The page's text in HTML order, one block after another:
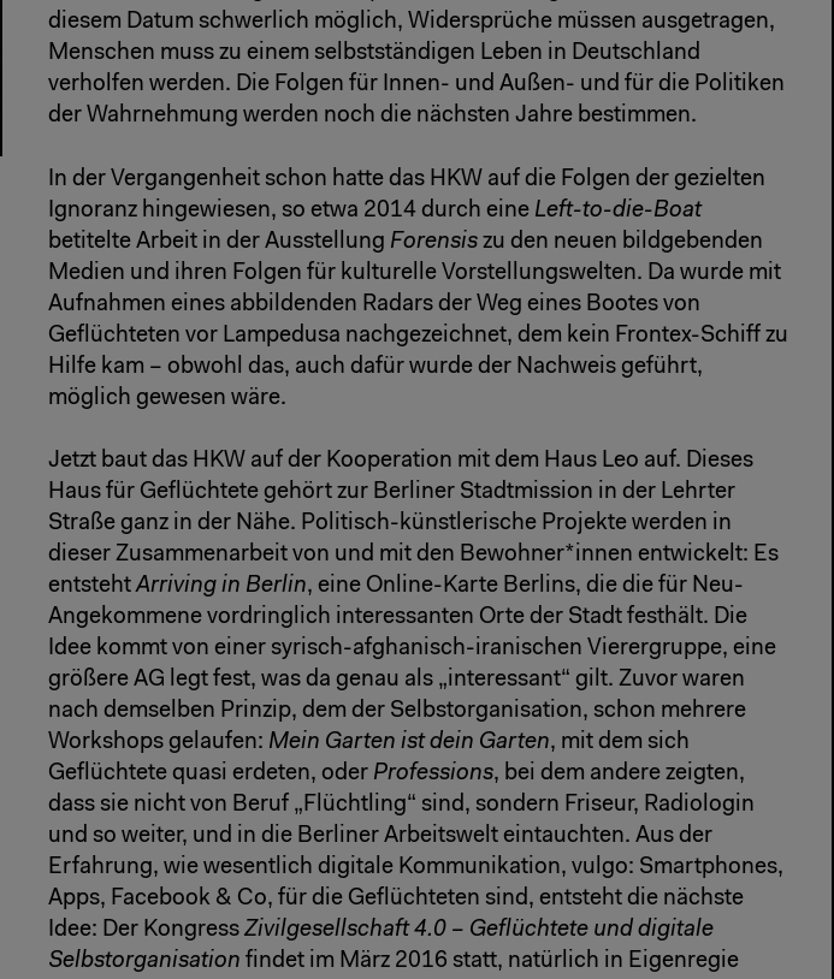
diesem Datum schwerlich möglich, Widersprüche müssen ausgetragen,
Menschen muss zu einem selbstständigen Leben in Deutschland
verholfen werden. Die Folgen für Innen- und Außen- und für die Politiken
der Wahrnehmung werden noch die nächsten Jahre bestimmen.
In der Vergangenheit schon hatte das HKW auf die Folgen der gezielten
Ignoranz hingewiesen, so etwa 2014 durch eine Left-to-die-Boat
betitelte Arbeit in der Ausstellung Forensis zu den neuen bildgebenden
Medien und ihren Folgen für kulturelle Vorstellungswelten. Da wurde mit
Aufnahmen eines abbildenden Radars der Weg eines Bootes von
Geflüchteten vor Lampedusa nachgezeichnet, dem kein Frontex-Schiff zu
Hilfe kam – obwohl das, auch dafür wurde der Nachweis geführt,
möglich gewesen wäre.
Jetzt baut das HKW auf der Kooperation mit dem Haus Leo auf. Dieses
Haus für Geflüchtete gehört zur Berliner Stadtmission in der Lehrter
Straße ganz in der Nähe. Politisch-künstlerische Projekte werden in
dieser Zusammenarbeit von und mit den Bewohner*innen entwickelt: Es
entstehtArriving in Berlin, eine Online-Karte Berlins, die die für Neu-
Angekommene vordringlich interessanten Orte der Stadt festhält. Die
Idee kommt von einer syrisch-afghanisch-iranischen Vierergruppe, eine
größere AG legt fest, was da genau als „interessant“ gilt. Zuvor waren
nach demselben Prinzip, dem der Selbstorganisation, schon mehrere
Workshops gelaufen: Mein Garten ist dein Garten, mit dem sich
Geflüchtete quasi erdeten, oder Professions, bei dem andere zeigten,
dass sie nicht von Beruf „Flüchtling“ sind, sondern Friseur, Radiologin
und so weiter, und in die Berliner Arbeitswelt eintauchten. Aus der
Erfahrung, wie wesentlich digitale Kommunikation, vulgo: Smartphones,
Apps, Facebook & Co, für die Geflüchteten sind, entsteht die nächste
Idee: Der Kongress Zivilgesellschaft 4.0 – Geflüchtete und digitale
Selbstorganisation findet im März 2016 statt, natürlich in Eigenregie